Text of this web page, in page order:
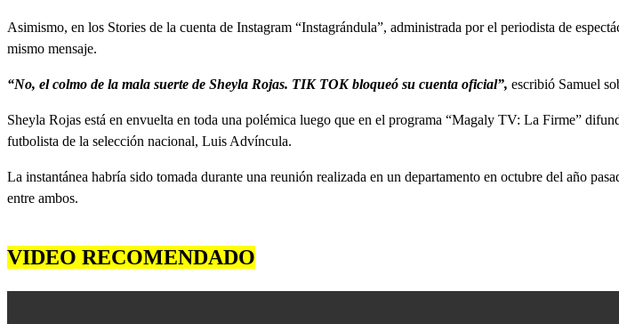
Asimismo, en los Stories de la cuenta de Instagram “Instagrándula”, administrada por el periodista de
mismo mensaje.
“No, el colmo de la mala suerte de Sheyla Rojas. TIK TOK bloqueó su cuenta oficial”, escribió Samuel
Sheyla Rojas está en envuelta en toda una polémica luego que en el programa “Magaly TV: La Firme”
futbolista de la selección nacional, Luis Advíncula.
La instantánea habría sido tomada durante una reunión realizada en un departamento en octubre del año
entre ambos.
VIDEO RECOMENDADO